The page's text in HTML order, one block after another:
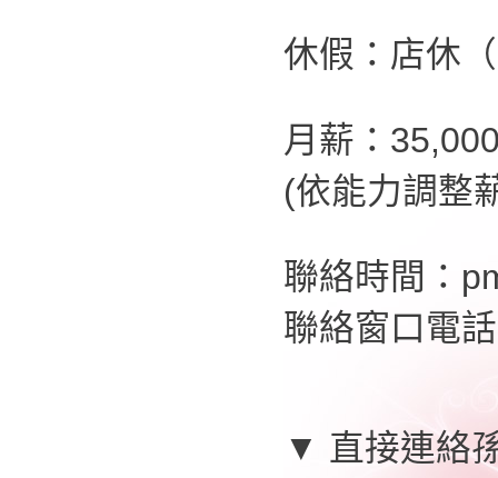
休假：店休
月薪：
(依能力調整
聯絡時間：
聯絡窗口電
▼ 直接連絡